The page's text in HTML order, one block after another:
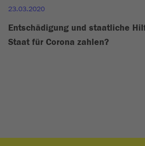
23.03.2020
Entschädigung und staatliche
Staat für Corona zahlen?